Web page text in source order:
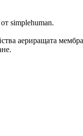
simplehuman.
аериращата